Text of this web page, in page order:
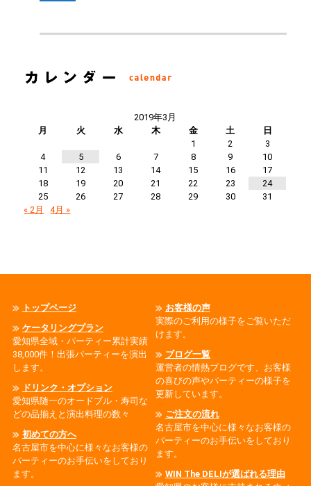
2019年3月
月
火 水 木 金 土
日
1
2
3
4
5 6 7 8 9
10
11
12 13 14 15 16
17
18
19 20 21 22 23
24
25
26 27 28 29 30
31
« 2月
4月 »
トップページ
ケータリングプラン
愛知県全域・パーティー累計実績
38,000件！出張パーティーを演出
します。
ドリンク・オプション
愛知県随一のオードブル・寿司な
どの品揃えと演出料理の数々
初めての方へ
名古屋市を中心に様々なお客様の
パーティーのお手伝いをしており
ます。
お客様の声
実際のご利用の様子をご覧いただ
けます。
ブログ一覧
運営者の情熱ブログです、お客様
の喜びの声やパーティーの様子を
更新しています。
ご注文の流れ
名古屋市を中心に様々なお客様の
パーティーのお手伝いをしており
ます。
WIN The DELIが選ばれる理由